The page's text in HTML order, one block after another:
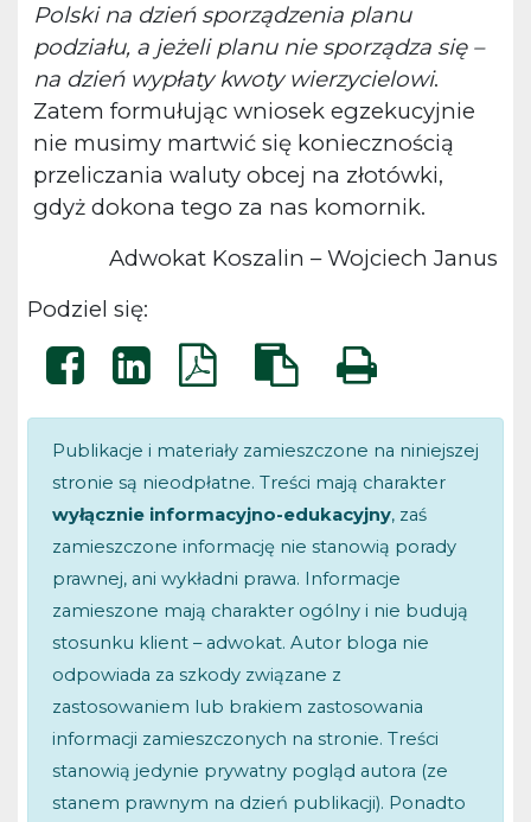
Polski na dzień sporządzenia planu
podziału, a jeżeli planu nie sporządza się –
na dzień wypłaty kwoty wierzycielowi.
Zatem formułując wniosek egzekucyjnie
nie musimy martwić się koniecznością
przeliczania waluty obcej na złotówki,
gdyż dokona tego za nas komornik.
Adwokat Koszalin – Wojciech Janus
Podziel się:
Publikacje i materiały zamieszczone na niniejszej
stronie są nieodpłatne. Treści mają charakter
wyłącznie informacyjno-edukacyjny, zaś
zamieszczone informację nie stanowią porady
prawnej, ani wykładni prawa. Informacje
zamieszone mają charakter ogólny i nie budują
stosunku klient – adwokat. Autor bloga nie
odpowiada za szkody związane z
zastosowaniem lub brakiem zastosowania
informacji zamieszczonych na stronie. Treści
stanowią jedynie prywatny pogląd autora (ze
stanem prawnym na dzień publikacji). Ponadto